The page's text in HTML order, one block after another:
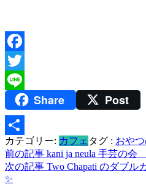
Facebook
Twitter
Line
Share Post
共
有
カテゴリー: カフェ タグ : おや
投
稿
前の記事 kani ja neula 手芸の
次の記事 Two Chapati のダブル
✨